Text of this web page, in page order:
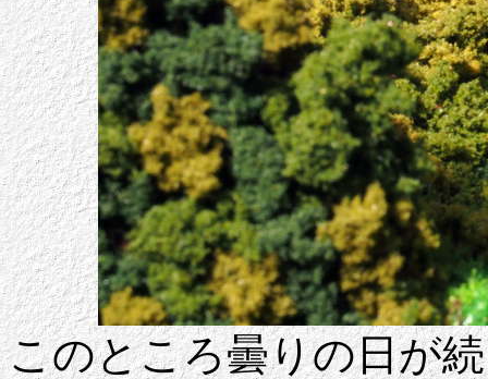
このところ曇りの日が